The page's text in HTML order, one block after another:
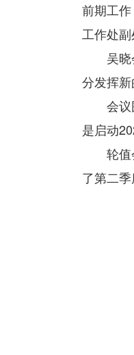
前期工
工作处副
吴
分发挥
会
是启动
轮
了第二